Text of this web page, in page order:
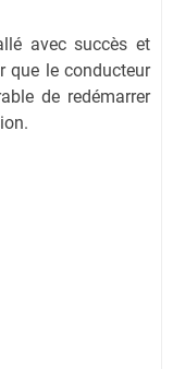
avec succès et
que le conducteur
de redémarrer